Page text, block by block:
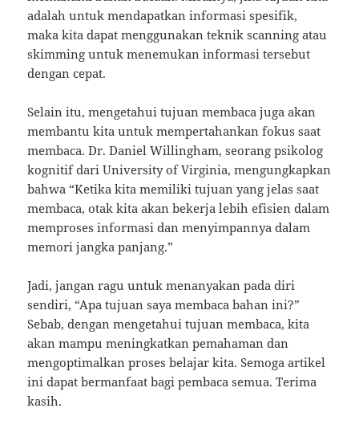
adalah untuk mendapatkan informasi spesifik,
maka kita dapat menggunakan teknik scanning atau
skimming untuk menemukan informasi tersebut
dengan cepat.
Selain itu, mengetahui tujuan membaca juga akan
membantu kita untuk mempertahankan fokus saat
membaca. Dr. Daniel Willingham, seorang psikolog
kognitif dari University of Virginia, mengungkapkan
bahwa “Ketika kita memiliki tujuan yang jelas saat
membaca, otak kita akan bekerja lebih efisien dalam
memproses informasi dan menyimpannya dalam
memori jangka panjang.”
Jadi, jangan ragu untuk menanyakan pada diri
sendiri, “Apa tujuan saya membaca bahan ini?”
Sebab, dengan mengetahui tujuan membaca, kita
akan mampu meningkatkan pemahaman dan
mengoptimalkan proses belajar kita. Semoga artikel
ini dapat bermanfaat bagi pembaca semua. Terima
kasih.